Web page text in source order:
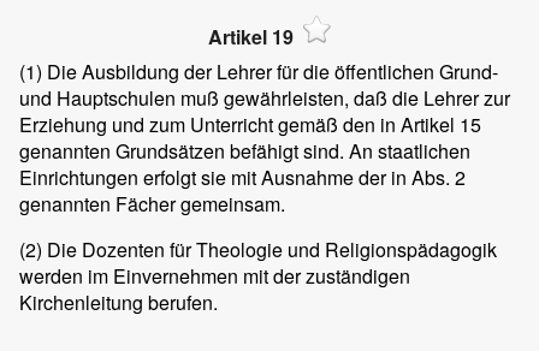
Artikel 19
(1) Die Ausbildung der Lehrer für die öffentlichen Grund-
und Hauptschulen muß gewährleisten, daß die Lehrer zur
Erziehung und zum Unterricht gemäß den in Artikel 15
genannten Grundsätzen befähigt sind. An staatlichen
Einrichtungen erfolgt sie mit Ausnahme der in Abs. 2
genannten Fächer gemeinsam.
(2) Die Dozenten für Theologie und Religionspädagogik
werden im Einvernehmen mit der zuständigen
Kirchenleitung berufen.